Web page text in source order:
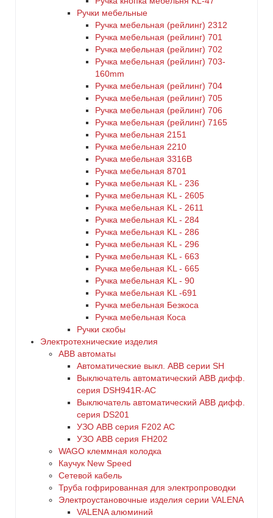
Ручки мебельные
Ручка мебельная (рейлинг) 2312
Ручка мебельная (рейлинг) 701
Ручка мебельная (рейлинг) 702
Ручка мебельная (рейлинг) 703-
160mm
Ручка мебельная (рейлинг) 704
Ручка мебельная (рейлинг) 705
Ручка мебельная (рейлинг) 706
Ручка мебельная (рейлинг) 7165
Ручка мебельная 2151
Ручка мебельная 2210
Ручка мебельная 3316B
Ручка мебельная 8701
Ручка мебельная KL - 236
Ручка мебельная KL - 2605
Ручка мебельная KL - 2611
Ручка мебельная KL - 284
Ручка мебельная KL - 286
Ручка мебельная KL - 296
Ручка мебельная KL - 663
Ручка мебельная KL - 665
Ручка мебельная KL - 90
Ручка мебельная KL -691
Ручка мебельная Безкоса
Ручка мебельная Коса
Ручки скобы
Электротехнические изделия
ABB автоматы
Автоматические выкл. ABB серии SH
Выключатель автоматический ABB дифф.
серия DSH941R-AC
Выключатель автоматический АВВ дифф.
серия DS201
УЗО ABB серия F202 AC
УЗО АВВ серия FH202
WAGO клеммная колодка
Каучук New Speed
Сетевой кабель
Труба гофрированная для электропроводки
Электроустановочные изделия серии VALENA
VALENA алюминий